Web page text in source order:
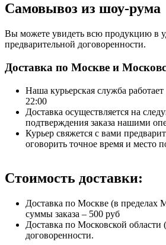
Самовывоз из шоу-рума
Вы можете увидеть всю продукцию в
предварительной договоренности.
Доставка по Москве и
Наша курьерская служба
22:00
Доставка осуществляется на
подтверждения заказа нашими
Курьер свяжется с вами
оговорить точное время и место
Стоимость доставки:
Доставка по Москве (в
суммы заказа – 500 руб
Доставка по Московской
договоренности.